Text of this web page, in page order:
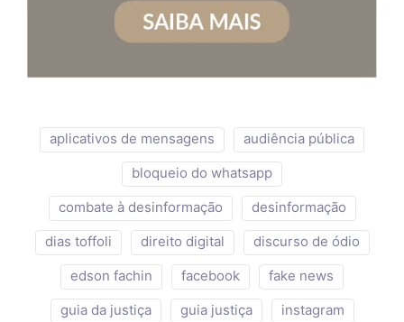
aplicativos de mensagens
audiência pública
bloqueio do whatsapp
combate à desinformação
desinformação
dias toffoli
direito digital
discurso de ódio
edson fachin
facebook
fake news
guia da justiça
guia justiça
instagram